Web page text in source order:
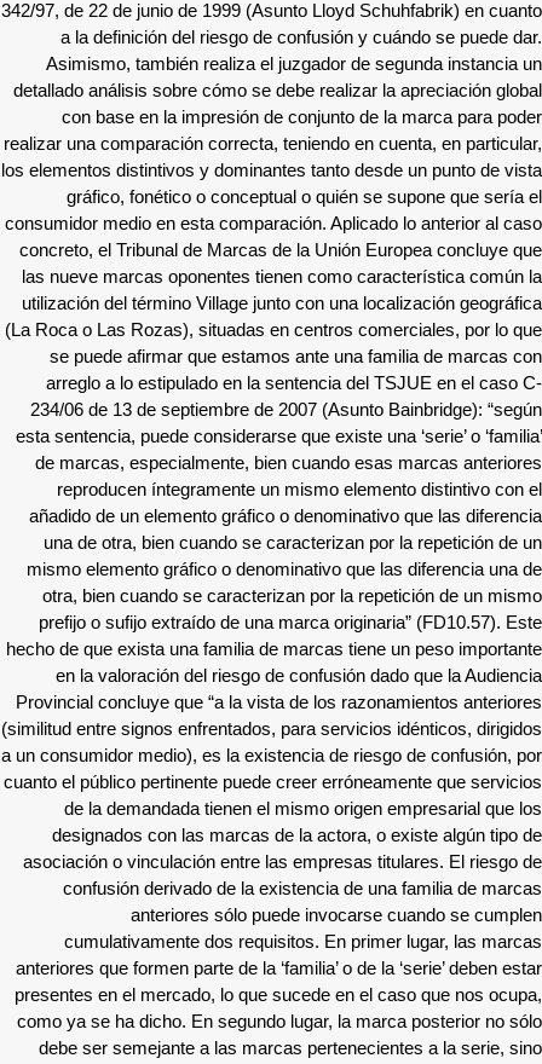
342/97, de 22 de junio de 1999 (Asunto Lloyd Schuhfabrik) en cuanto
a la definición del riesgo de confusión y cuándo se puede dar.
Asimismo, también realiza el juzgador de segunda instancia un
detallado análisis sobre cómo se debe realizar la apreciación global
con base en la impresión de conjunto de la marca para poder
realizar una comparación correcta, teniendo en cuenta, en particular,
los elementos distintivos y dominantes tanto desde un punto de vista
gráfico, fonético o conceptual o quién se supone que sería el
consumidor medio en esta comparación. Aplicado lo anterior al caso
concreto, el Tribunal de Marcas de la Unión Europea concluye que
las nueve marcas oponentes tienen como característica común la
utilización del término Village junto con una localización geográfica
(La Roca o Las Rozas), situadas en centros comerciales, por lo que
se puede afirmar que estamos ante una familia de marcas con
arreglo a lo estipulado en la sentencia del TSJUE en el caso C-
234/06 de 13 de septiembre de 2007 (Asunto Bainbridge): “según
esta sentencia, puede considerarse que existe una ‘serie’ o ‘familia’
de marcas, especialmente, bien cuando esas marcas anteriores
reproducen íntegramente un mismo elemento distintivo con el
añadido de un elemento gráfico o denominativo que las diferencia
una de otra, bien cuando se caracterizan por la repetición de un
mismo elemento gráfico o denominativo que las diferencia una de
otra, bien cuando se caracterizan por la repetición de un mismo
prefijo o sufijo extraído de una marca originaria” (FD10.57). Este
hecho de que exista una familia de marcas tiene un peso importante
en la valoración del riesgo de confusión dado que la Audiencia
Provincial concluye que “a la vista de los razonamientos anteriores
(similitud entre signos enfrentados, para servicios idénticos, dirigidos
a un consumidor medio), es la existencia de riesgo de confusión, por
cuanto el público pertinente puede creer erróneamente que servicios
de la demandada tienen el mismo origen empresarial que los
designados con las marcas de la actora, o existe algún tipo de
asociación o vinculación entre las empresas titulares. El riesgo de
confusión derivado de la existencia de una familia de marcas
anteriores sólo puede invocarse cuando se cumplen
cumulativamente dos requisitos. En primer lugar, las marcas
anteriores que formen parte de la ‘familia’ o de la ‘serie’ deben estar
presentes en el mercado, lo que sucede en el caso que nos ocupa,
como ya se ha dicho. En segundo lugar, la marca posterior no sólo
debe ser semejante a las marcas pertenecientes a la serie, sino